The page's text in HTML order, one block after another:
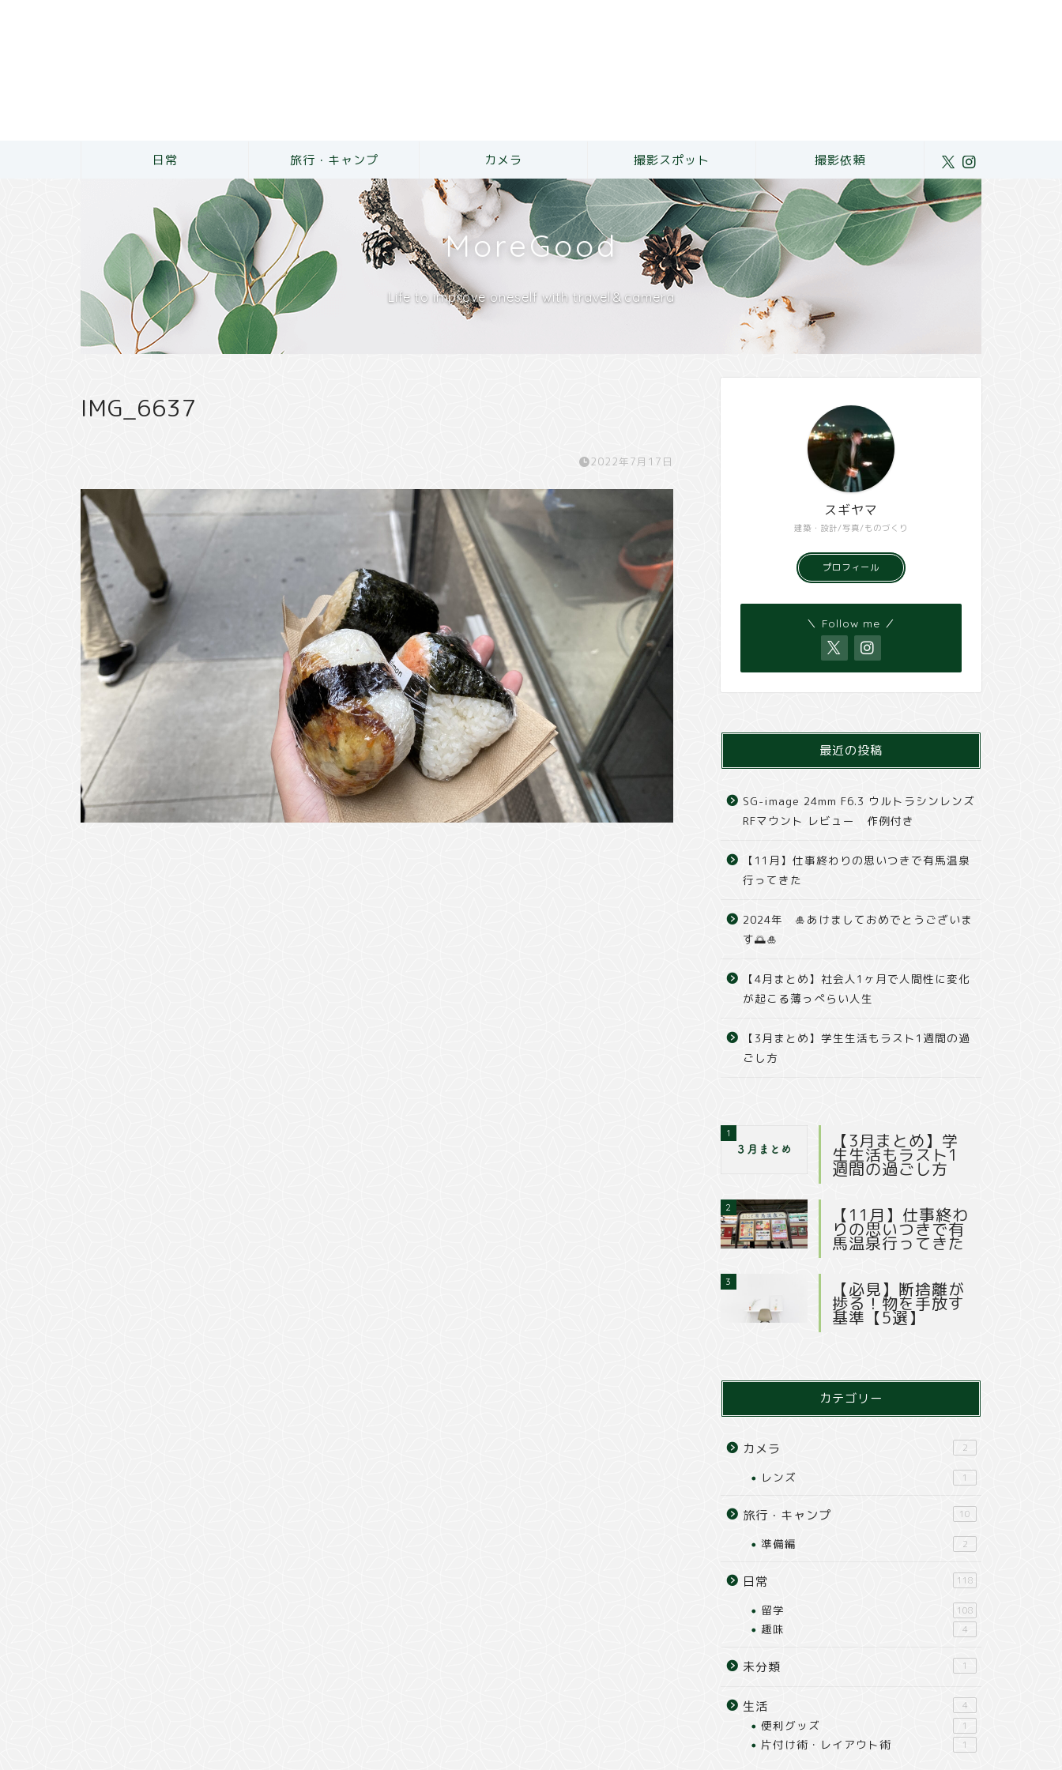
日常 旅行・キャンプ カメラ 撮影スポット 撮影依頼
MoreGood
Life to improve oneself with travel＆camera
IMG_6637
2022年7月17日
建築・設計/写真/ものづくり
スギヤマ
プロフィール
＼ Follow me ／
最近の投稿
SG-image 24mm F6.3 ウルトラシンレンズ
RFマウント レビュー 作例付き
【11月】仕事終わりの思いつきで有馬温泉
行ってきた
2024年 🎍あけましておめでとうございま
す🌅🎍
【4月まとめ】社会人1ヶ月で人間性に変化
が起こる薄っぺらい人生
【3月まとめ】学生生活もラスト1週間の過
ごし方
1 【3月まとめ】学
生生活もラスト1
週間の過ごし方
2 【11月】仕事終わ
りの思いつきで有
馬温泉行ってきた
3 【必見】断捨離が
捗る！物を手放す
基準【5選】
カテゴリー
カメラ 2
レンズ 1
旅行・キャンプ 10
準備編 2
日常 118
留学 108
趣味 4
未分類 1
生活 4
便利グッズ 1
片付け術・レイアウト術 1